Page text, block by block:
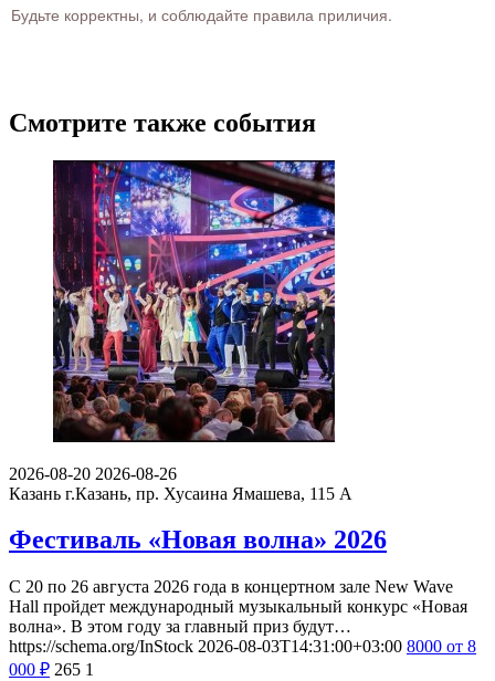
Будьте корректны, и соблюдайте правила приличия.
Смотрите также события
2026-08-20 2026-08-26
Казань г.Казань, пр. Хусаина Ямашева, 115 A
Фестиваль «Новая волна» 2026
С 20 по 26 августа 2026 года в концертном зале New Wave
Hall пройдет международный музыкальный конкурс «Новая
волна». В этом году за главный приз будут…
https://schema.org/InStock 2026-08-03T14:31:00+03:00 8000 от 8
000 ₽ 265 1